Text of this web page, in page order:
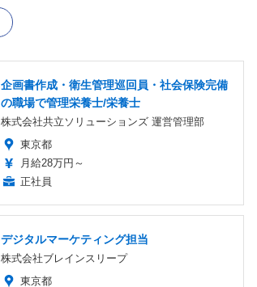
企画書作成・衛生管理巡回員・社会保険完備
の職場で管理栄養士/栄養士
株式会社共立ソリューションズ 運営管理部
東京都
月給28万円～
正社員
デジタルマーケティング担当
株式会社ブレインスリープ
東京都